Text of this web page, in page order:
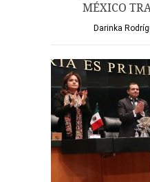
MÉXICO
Darinka